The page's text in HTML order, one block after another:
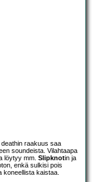
raakuus saa
soundeista. Vilahtaapa
löytyy mm. Slipknotin ja
enkä sulkisi pois
koneellista kaistaa.